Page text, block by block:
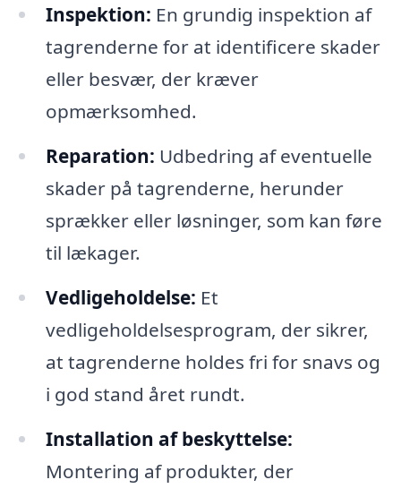
Inspektion: En grundig inspektion af
tagrenderne for at identificere skader
eller besvær, der kræver
opmærksomhed.
Reparation: Udbedring af eventuelle
skader på tagrenderne, herunder
sprækker eller løsninger, som kan føre
til lækager.
Vedligeholdelse: Et
vedligeholdelsesprogram, der sikrer,
at tagrenderne holdes fri for snavs og
i god stand året rundt.
Installation af beskyttelse:
Montering af produkter, der